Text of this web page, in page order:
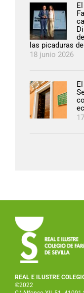
las picaduras
18 junio 2026
REAL E ILUSTRE
©2022